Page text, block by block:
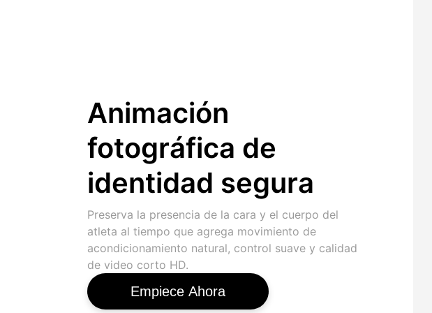
Animación
fotográfica de
identidad segura
Preserva la presencia de la cara y el cuerpo del
atleta al tiempo que agrega movimiento de
acondicionamiento natural, control suave y calidad
de video corto HD.
Empiece Ahora